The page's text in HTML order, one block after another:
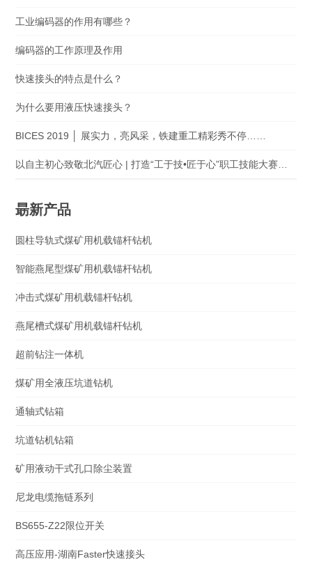
工业编码器的作用有哪些？
编码器的工作原理及作用
快速接头的特点是什么？
为什么要用液压快速接头？
BICES 2019 │ 展实力，亮风采，铁建重工精彩秀不停……
以自主初心致敬北汽匠心 | 打造“工于技•匠于心”职工技能大赛的“升级版”
朂新产品
圆柱导轨式煤矿用机载锚杆钻机
智能燕尾型煤矿用机载锚杆钻机
冲击式煤矿用机载锚杆钻机
燕尾槽式煤矿用机载锚杆钻机
超前钻注一体机
煤矿用全液压坑道钻机
通轴式钻箱
坑道钻机钻箱
矿用液动干式孔口除尘装置
尼龙电缆拖链系列
BS655-Z22限位开关
高压应用-湖南Faster快速接头